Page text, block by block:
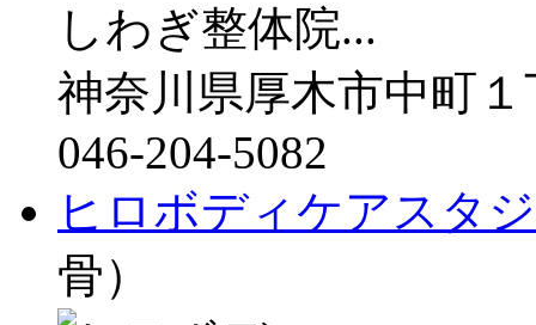
しわぎ整体院...
神奈川県厚木市中町
046-204-5082
ヒロボディケアスタ
骨）